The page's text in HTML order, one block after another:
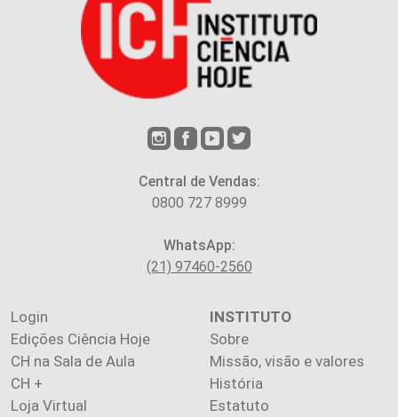
Central de Vendas:
0800 727 8999
WhatsApp:
(21) 97460-2560
Login
Edições Ciência Hoje
CH na Sala de Aula
CH +
Loja Virtual
INSTITUTO
Sobre
Missão, visão e valores
História
Estatuto